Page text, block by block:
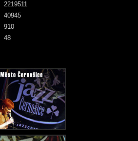
48
2219511
40945
910